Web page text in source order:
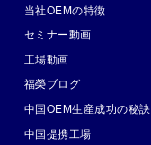
当社OEMの特徴
セミナー動画
工場動画
福榮ブログ
中国OEM生産成功の秘訣
中国提携工場